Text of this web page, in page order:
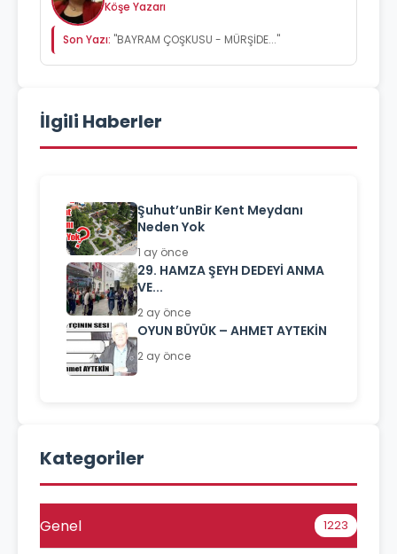
Köşe Yazarı
Son Yazı: "BAYRAM ÇOŞKUSU - MÜRŞİDE..."
İlgili Haberler
Şuhut’unBir Kent Meydanı
Neden Yok
1 ay önce
29. HAMZA ŞEYH DEDEYİ ANMA
VE...
2 ay önce
OYUN BÜYÜK – AHMET AYTEKİN
2 ay önce
Kategoriler
Genel 1223